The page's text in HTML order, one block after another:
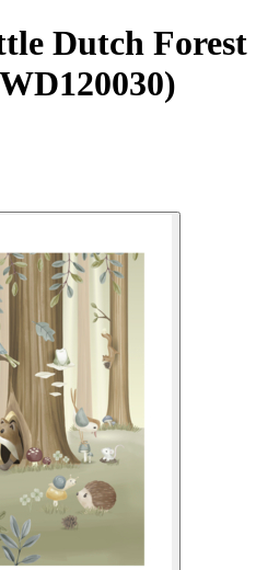
Dutch Forest